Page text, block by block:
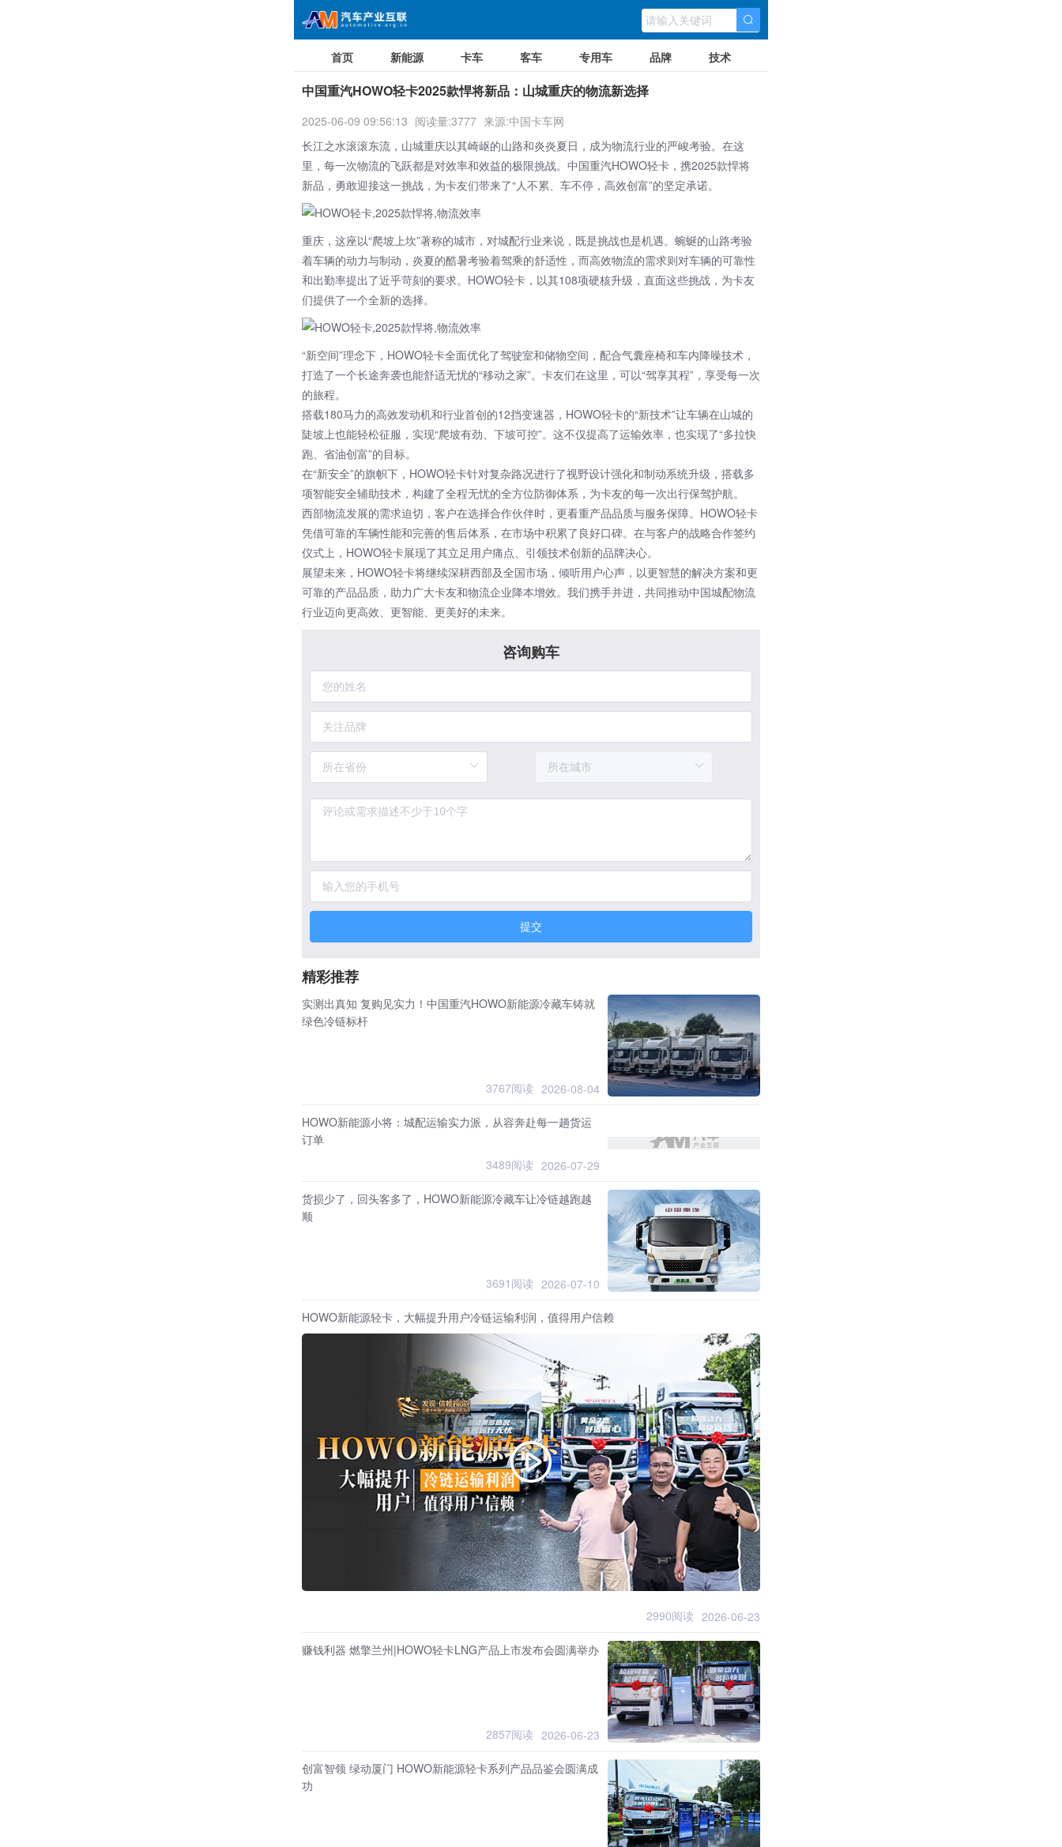
首页 新能源 卡车 客车 专用车 品牌 技术
中国重汽HOWO轻卡2025款悍将新品：山城重庆的物流新选择
2025-06-09 09:56:13 阅读量:3777 来源:中国卡车网
长江之水滚滚东流，山城重庆以其崎岖的山路和炎炎夏日，成为物流行业的严峻考验。在这
里，每一次物流的飞跃都是对效率和效益的极限挑战。中国重汽HOWO轻卡，携2025款悍将
新品，勇敢迎接这一挑战，为卡友们带来了“人不累、车不停，高效创富”的坚定承诺。
重庆，这座以“爬坡上坎”著称的城市，对城配行业来说，既是挑战也是机遇。蜿蜒的山路考验
着车辆的动力与制动，炎夏的酷暑考验着驾乘的舒适性，而高效物流的需求则对车辆的可靠性
和出勤率提出了近乎苛刻的要求。HOWO轻卡，以其108项硬核升级，直面这些挑战，为卡友
们提供了一个全新的选择。
“新空间”理念下，HOWO轻卡全面优化了驾驶室和储物空间，配合气囊座椅和车内降噪技术，
打造了一个长途奔袭也能舒适无忧的“移动之家”。卡友们在这里，可以“驾享其程”，享受每一次
的旅程。
搭载180马力的高效发动机和行业首创的12挡变速器，HOWO轻卡的“新技术”让车辆在山城的
陡坡上也能轻松征服，实现“爬坡有劲、下坡可控”。这不仅提高了运输效率，也实现了“多拉快
跑、省油创富”的目标。
在“新安全”的旗帜下，HOWO轻卡针对复杂路况进行了视野设计强化和制动系统升级，搭载多
项智能安全辅助技术，构建了全程无忧的全方位防御体系，为卡友的每一次出行保驾护航。
西部物流发展的需求迫切，客户在选择合作伙伴时，更看重产品品质与服务保障。HOWO轻卡
凭借可靠的车辆性能和完善的售后体系，在市场中积累了良好口碑。在与客户的战略合作签约
仪式上，HOWO轻卡展现了其立足用户痛点、引领技术创新的品牌决心。
展望未来，HOWO轻卡将继续深耕西部及全国市场，倾听用户心声，以更智慧的解决方案和更
可靠的产品品质，助力广大卡友和物流企业降本增效。我们携手并进，共同推动中国城配物流
行业迈向更高效、更智能、更美好的未来。
咨询购车
提交
精彩推荐
实测出真知 复购见实力！中国重汽HOWO新能源冷藏车铸就
绿色冷链标杆
3767阅读 2026-08-04
HOWO新能源小将：城配运输实力派，从容奔赴每一趟货运
订单
3489阅读 2026-07-29
货损少了，回头客多了，HOWO新能源冷藏车让冷链越跑越
顺
3691阅读 2026-07-10
HOWO新能源轻卡，大幅提升用户冷链运输利润，值得用户信赖
2990阅读 2026-06-23
赚钱利器 燃擎兰州|HOWO轻卡LNG产品上市发布会圆满举办
2857阅读 2026-06-23
创富智领 绿动厦门 HOWO新能源轻卡系列产品品鉴会圆满成
功